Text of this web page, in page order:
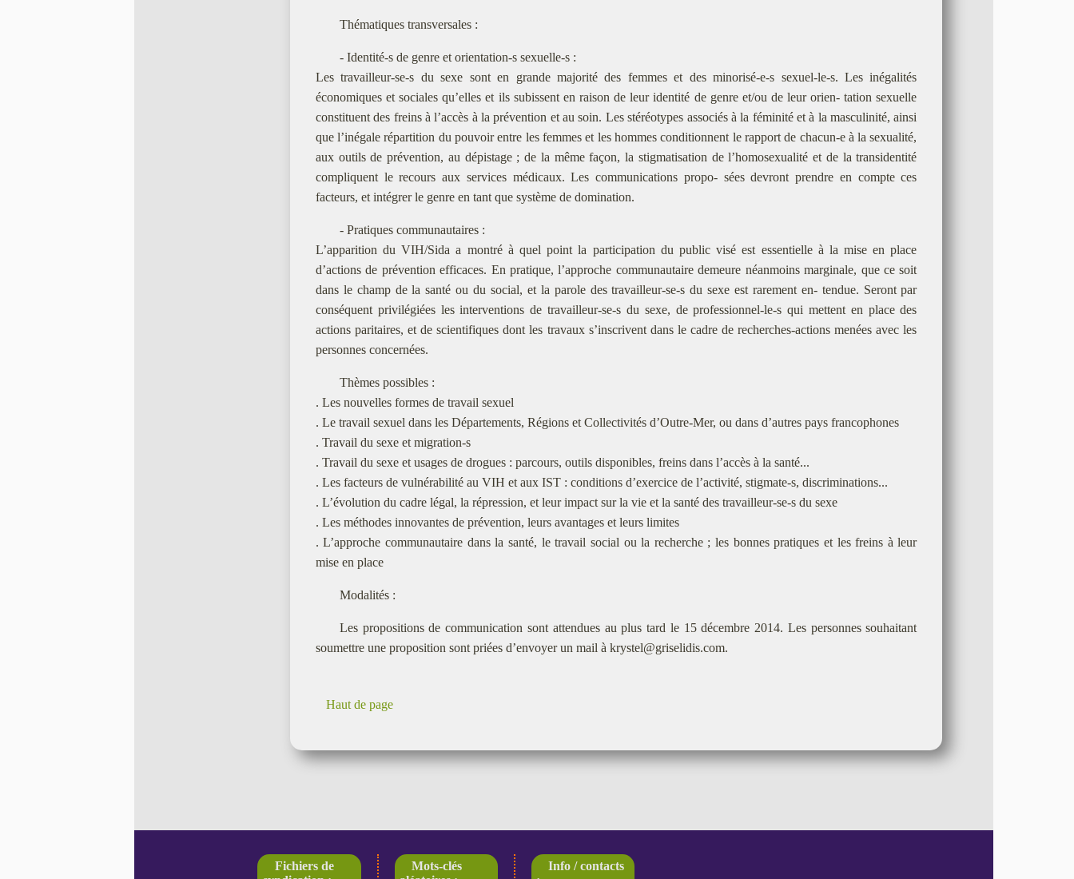
Thématiques transversales :
- Identité-s de genre et orientation-s sexuelle-s :
Les travailleur-se-s du sexe sont en grande majorité des femmes et des minorisé-e-s sexuel-le-s. Les inégalités
économiques et sociales qu’elles et ils subissent en raison de leur identité de genre et/ou de leur orien- tation sexuelle
constituent des freins à l’accès à la prévention et au soin. Les stéréotypes associés à la féminité et à la masculinité, ainsi
que l’inégale répartition du pouvoir entre les femmes et les hommes conditionnent le rapport de chacun-e à la sexualité,
aux outils de prévention, au dépistage ; de la même façon, la stigmatisation de l’homosexualité et de la transidentité
compliquent le recours aux services médicaux. Les communications propo- sées devront prendre en compte ces
facteurs, et intégrer le genre en tant que système de domination.
- Pratiques communautaires :
L’apparition du VIH/Sida a montré à quel point la participation du public visé est essentielle à la mise en place
d’actions de prévention efficaces. En pratique, l’approche communautaire demeure néanmoins marginale, que ce soit
dans le champ de la santé ou du social, et la parole des travailleur-se-s du sexe est rarement en- tendue. Seront par
conséquent privilégiées les interventions de travailleur-se-s du sexe, de professionnel-le-s qui mettent en place des
actions paritaires, et de scientifiques dont les travaux s’inscrivent dans le cadre de recherches-actions menées avec les
personnes concernées.
Thèmes possibles :
. Les nouvelles formes de travail sexuel
. Le travail sexuel dans les Départements, Régions et Collectivités d’Outre-Mer, ou dans d’autres pays francophones
. Travail du sexe et migration-s
. Travail du sexe et usages de drogues : parcours, outils disponibles, freins dans l’accès à la santé...
. Les facteurs de vulnérabilité au VIH et aux IST : conditions d’exercice de l’activité, stigmate-s, discriminations...
. L’évolution du cadre légal, la répression, et leur impact sur la vie et la santé des travailleur-se-s du sexe
. Les méthodes innovantes de prévention, leurs avantages et leurs limites
. L’approche communautaire dans la santé, le travail social ou la recherche ; les bonnes pratiques et les freins à leur
mise en place
Modalités :
Les propositions de communication sont attendues au plus tard le 15 décembre 2014. Les personnes souhaitant
soumettre une proposition sont priées d’envoyer un mail à krystel@griselidis.com.
Haut de page
Fichiers de
Mots-clés
Info / contacts